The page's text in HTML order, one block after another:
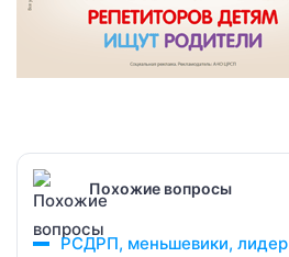
Похожие вопросы
РСДРП, меньшевики, лидер